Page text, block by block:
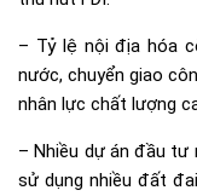
– Tỷ lệ nội địa hóa
nước, chuyển giao
nhân lực chất lượng
– Nhiều dự án đầu tư
sử dụng nhiều đất